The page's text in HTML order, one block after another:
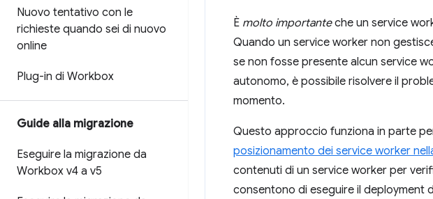
Nuovo tentativo con le
richieste quando sei di nuovo
online
Plug-in di Workbox
Guide alla migrazione
Eseguire la migrazione da
Workbox v4 a v5
È molto importanteche un service
Quando un service worker non
se non fosse presente alcun service
autonomo, è possibile risolvere il
momento.
Questo approccio funziona in parte
posizionamento dei service worker
contenuti di un service worker per
consentono di eseguire il deployment